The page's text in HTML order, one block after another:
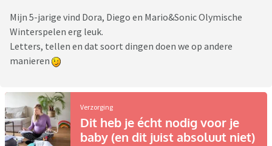
Mijn 5-jarige vind Dora, Diego en Mario&Sonic Olymische
Winterspelen erg leuk.
Letters, tellen en dat soort dingen doen we op andere
manieren
Verzorging
Dit heb je écht nodig voor je
baby (en dit juist absoluut niet)